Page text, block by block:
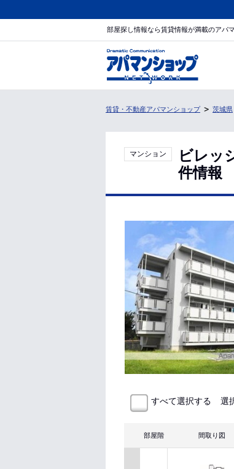
部屋探し情報なら賃貸情報が満載のアパ
賃貸・不動産アパマンショップ 茨城県
マンション
ビレッ
件情報
すべて選択する 選
部屋階 間取り図